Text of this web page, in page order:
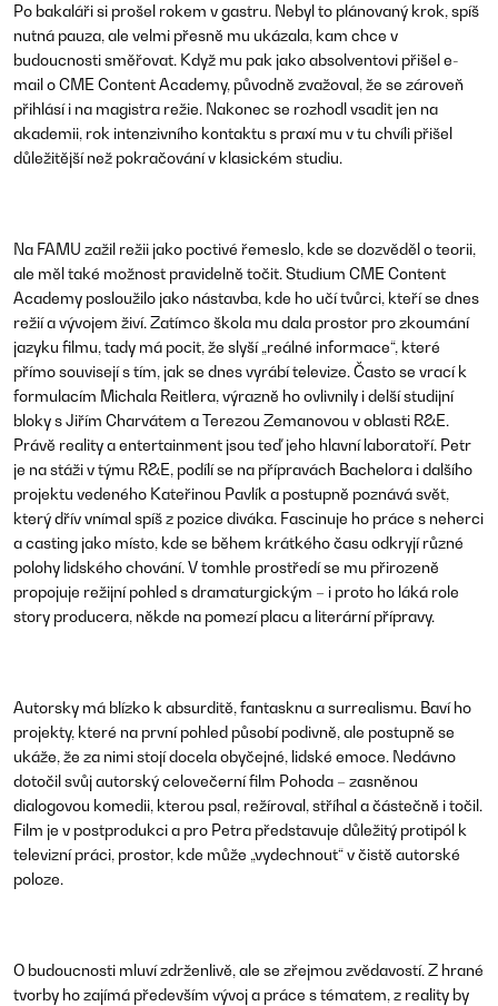
Po bakaláři si prošel rokem v gastru. Nebyl to plánovaný krok, spíš
nutná pauza, ale velmi přesně mu ukázala, kam chce v
budoucnosti směřovat. Když mu pak jako absolventovi přišel e-
mail oCME Content Academy, původně zvažoval, že se zároveň
přihlásí i na magistra režie. Nakonec se rozhodl vsadit jen na
akademii, rok intenzivního kontaktu s praxí mu v tu chvíli přišel
důležitější než pokračování v klasickém studiu.
Na FAMU zažil režii jako poctivé řemeslo, kde se dozvěděl o teorii,
ale měl také možnost pravidelně točit. Studium CME Content
Academy posloužilo jako nástavba, kde ho učí tvůrci, kteří se dnes
režií a vývojem živí. Zatímco škola mu dala prostor pro zkoumání
jazyku filmu, tady má pocit, že slyší „reálné informace“, které
přímo souvisejí s tím, jak se dnes vyrábí televize. Často se vrací k
formulacím Michala Reitlera, výrazně ho ovlivnily i delší studijní
bloky sJiřím Charvátem aTerezou Zemanovou v oblasti R&E.
Právě reality a entertainment jsou teď jeho hlavní laboratoří. Petr
je na stáži v týmu R&E, podílí se na přípravách Bachelora i dalšího
projektu vedeného Kateřinou Pavlík a postupně poznává svět,
který dřív vnímal spíš z pozice diváka. Fascinuje ho práce s neherci
a casting jako místo, kde se během krátkého času odkryjí různé
polohy lidského chování. V tomhle prostředí se mu přirozeně
propojuje režijní pohled s dramaturgickým – i proto ho láká role
story producera, někde na pomezí placu a literární přípravy.
Autorsky má blízko k absurditě, fantasknu a surrealismu. Baví ho
projekty, které na první pohled působí podivně, ale postupně se
ukáže, že za nimi stojí docela obyčejné, lidské emoce. Nedávno
dotočil svůj autorský celovečerní film Pohoda – zasněnou
dialogovou komedii, kterou psal, režíroval, stříhal a částečně i točil.
Film je v postprodukci a pro Petra představuje důležitý protipól k
televizní práci, prostor, kde může „vydechnout“ v čistě autorské
poloze.
O budoucnosti mluví zdrženlivě, ale se zřejmou zvědavostí. Z hrané
tvorby ho zajímá především vývoj a práce s tématem, z reality by